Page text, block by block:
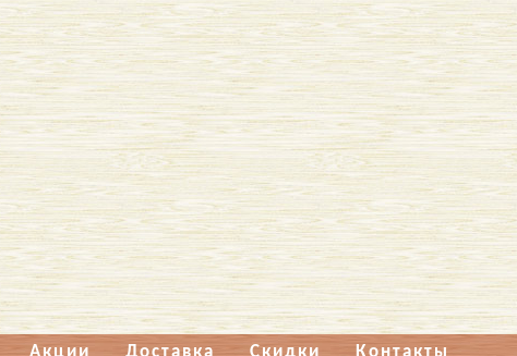
Акции Доставка Скидки Контакты